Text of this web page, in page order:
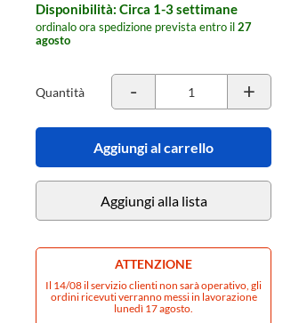
Disponibilità: Circa 1-3 settimane
ordinalo ora spedizione prevista entro il27
agosto
Quantità - +
Aggiungi al carrello
Aggiungi alla lista
ATTENZIONE
Il 14/08 il servizio clienti non sarà operativo, gli
ordini ricevuti verranno messi in lavorazione
lunedì 17 agosto.